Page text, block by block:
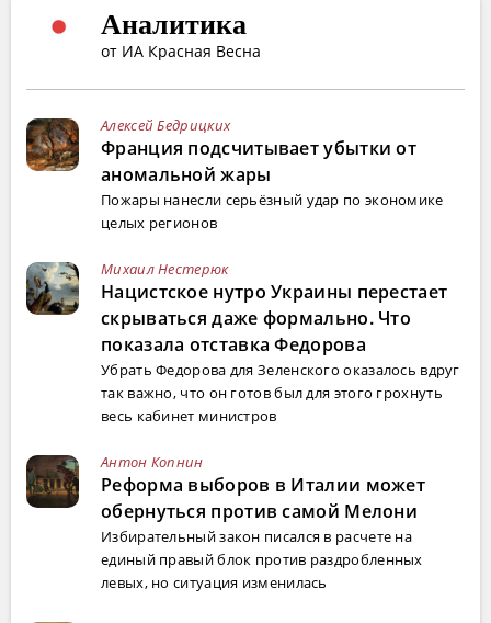
Аналитика
от ИА Красная Весна
Алексей Бедрицких
Франция подсчитывает убытки от
аномальной жары
Пожары нанесли серьёзный удар по экономике
целых регионов
Михаил Нестерюк
Нацистское нутро Украины перестает
скрываться даже формально. Что
показала отставка Федорова
Убрать Федорова для Зеленского оказалось вдруг
так важно, что он готов был для этого грохнуть
весь кабинет министров
Антон Копнин
Реформа выборов в Италии может
обернуться против самой Мелони
Избирательный закон писался в расчете на
единый правый блок против раздробленных
левых, но ситуация изменилась